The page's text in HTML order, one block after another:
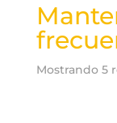
Mostrando 5